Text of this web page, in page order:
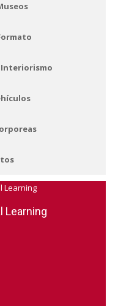
Interiorismo
Learning